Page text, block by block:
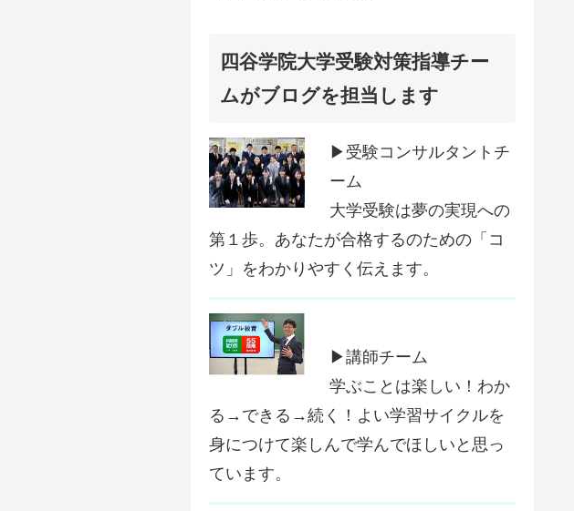
四谷学院大学受験対策指導チー
ムがブログを担当します
▶受験コンサルタントチ
ーム
大学受験は夢の実現への
第１歩。あなたが合格するのための「コ
ツ」をわかりやすく伝えます。
▶講師チーム
学ぶことは楽しい！わか
る→できる→続く！よい学習サイクルを
身につけて楽しんで学んでほしいと思っ
ています。